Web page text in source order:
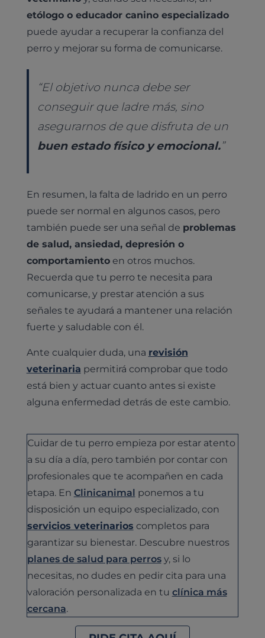
etólogo o educador canino especializado
puede ayudar a recuperar la confianza del
perro y mejorar su forma de comunicarse.
“El objetivo nunca debe ser
conseguir que ladre más, sino
asegurarnos de que disfruta de un
buen estado físico y emocional.”
En resumen, la falta de ladrido en un perro
puede ser normal en algunos casos, pero
también puede ser una señal de problemas
de salud, ansiedad, depresión o
comportamientoen otros muchos.
Recuerda que tu perro te necesita para
comunicarse, y prestar atención a sus
señales te ayudará a mantener una relación
fuerte y saludable con él.
Ante cualquier duda, una revisión
veterinaria permitirá comprobar que todo
está bien y actuar cuanto antes si existe
alguna enfermedad detrás de este cambio.
Cuidar de tu perro empieza por estar atento
a su día a día, pero también por contar con
profesionales que te acompañen en cada
etapa. En Clinicanimal ponemos a tu
disposición un equipo especializado, con
servicios veterinarios completos para
garantizar su bienestar. Descubre nuestros
planes de salud para perrosy, si lo
necesitas, no dudes en pedir cita para una
valoración personalizada en tu clínica más
cercana.